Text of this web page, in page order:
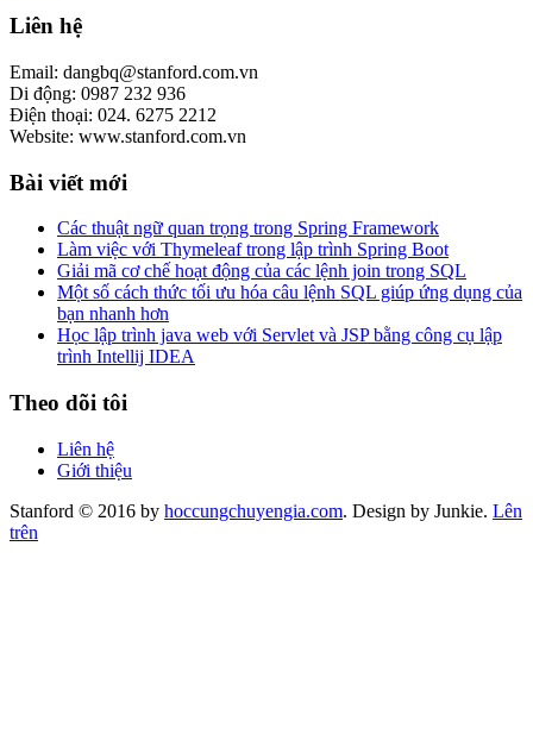
Liên hệ
Email: dangbq@stanford.com.vn
Di động: 0987 232 936
Điện thoại: 024. 6275 2212
Website: www.stanford.com.vn
Bài viết mới
Các thuật ngữ quan trọng trong Spring Framework
Làm việc với Thymeleaf trong lập trình Spring Boot
Giải mã cơ chế hoạt động của các lệnh join trong SQL
Một số cách thức tối ưu hóa câu lệnh SQL giúp ứng dụng của
bạn nhanh hơn
Học lập trình java web với Servlet và JSP bằng công cụ lập
trình Intellij IDEA
Theo dõi tôi
Liên hệ
Giới thiệu
Stanford © 2016 by hoccungchuyengia.com. Design by Junkie. Lên
trên